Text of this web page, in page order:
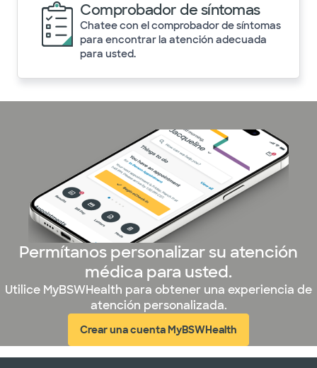
Comprobador de síntomas
Chatee con el comprobador de síntomas
para encontrar la atención adecuada
para usted.
Permítanos personalizar su atención
médica para usted.
Utilice MyBSWHealth para obtener una experiencia de
atención personalizada.
Crear una cuenta MyBSWHealth
(abre en ventana nueva)